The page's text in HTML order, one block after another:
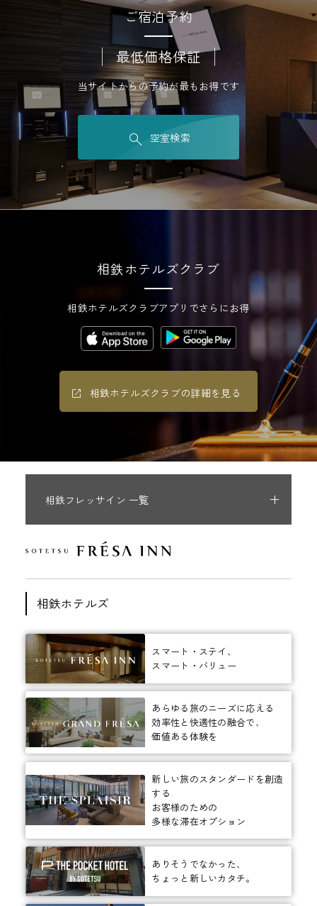
ご宿泊予約
最低価格保証
当サイトからの予約が最もお得です
空室検索
相鉄ホテルズクラブ
相鉄ホテルズクラブアプリでさらにお得
相鉄ホテルズクラブの詳細を見る
相鉄フレッサイン 一覧
相鉄ホテルズ
スマート・ステイ、
スマート・バリュー
あらゆる旅のニーズに応える
効率性と快適性の融合で、
価値ある体験を
新しい旅のスタンダードを創造
する
お客様のための
多様な滞在オプション
ありそうでなかった、
ちょっと新しいカタチ。